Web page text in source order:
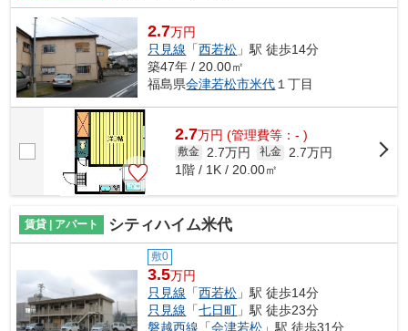
2.7万円
只見線 「西若松 」駅 徒歩14分
築47年 / 20.00㎡
福島県会津若松市米代１丁目
2.7万円 (管理費等：- )
敷金 2.7万円 礼金
2.7万円
1階 / 1K / 20.00㎡
賃貸 | アパート シティハイム米代
敷0
3.5万円
只見線 「西若松 」駅 徒歩14分
只見線 「七日町 」駅 徒歩23分
磐越西線 「会津若松 」駅 徒歩31分